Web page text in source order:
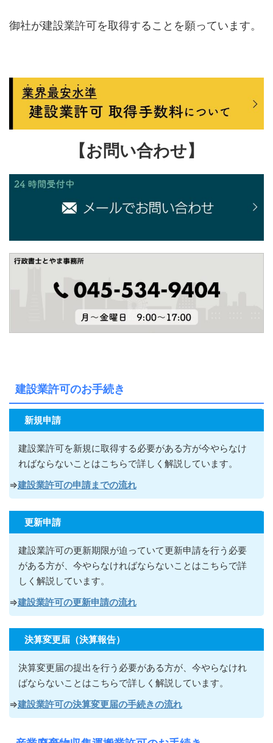
御社が建設業許可を取得することを願っています。
【お問い合わせ】
建設業許可のお手続き
新規申請
建設業許可を新規に取得する必要がある方が今やらなけ
ればならないこ とはこちらで詳しく解説しています。
⇒建設業許可の申請までの流れ
更新申請
建設業許可の更新期限が迫っていて更新申請を行う必要
がある方が、今やらなければならないこ とはこちらで詳
しく解説しています。
⇒建設業許可の更新申請の流れ
決算変更届（決算報告）
決算変更届の提出を行う必要がある方が、今やらなけれ
ばならないこ とはこちらで詳しく解説しています。
⇒建設業許可の決算変更届の手続きの流れ